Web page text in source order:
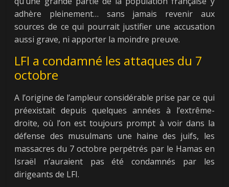
adhère pleinement… sans jamais revenir aux
sources de ce qui pourrait justifier une accusation
aussi grave, ni apporter la moindre preuve.
LFI a condamné les attaques du 7
octobre
A l’origine de l’ampleur considérable prise par ce qui
préexistait depuis quelques années à l’extrême-
droite, où l’on est toujours prompt à voir dans la
défense des musulmans une haine des juifs, les
massacres du 7 octobre perpétrés par le Hamas en
Israël n’auraient pas été condamnés par les
dirigeants de LFI.